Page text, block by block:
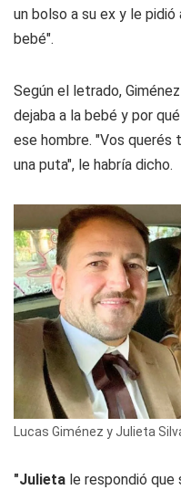
un bolso a su ex y le
bebé".
Según el letrado,
dejaba a la bebé y por
ese hombre. "Vos querés
una puta", le habría dicho.
Lucas Giménez y Julieta
"Julieta le respondió